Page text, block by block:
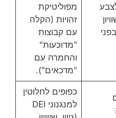
מפוליטיקת
זהויות (הקלה
עם קבוצות
"מדוכעות"
והחמרה עם
"מדכאים").
כפופים לחלוטין
למנגנוני DEI